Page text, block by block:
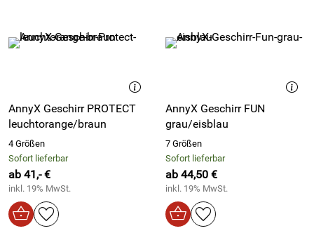
AnnyX Geschirr PROTECT
leuchtorange/braun
4 Größen
Sofort lieferbar
ab 41,- €
inkl. 19% MwSt.
AnnyX Geschirr FUN
grau/eisblau
7 Größen
Sofort lieferbar
ab 44,50 €
inkl. 19% MwSt.